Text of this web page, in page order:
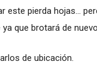
este pierda hojas...
que brotará de
de ubicación.